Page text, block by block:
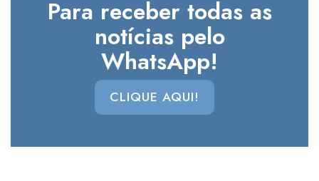
Para receber todas as
notícias pelo
WhatsApp!
CLIQUE AQUI!